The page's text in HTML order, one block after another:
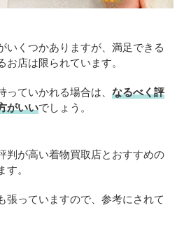
いくつかありますが、満足できる
店は限られています。
ていかれる場合は、 なるべく評
がいいでしょう。
判が高い着物買取店とおすすめの
。
張っていますので、参考にされて